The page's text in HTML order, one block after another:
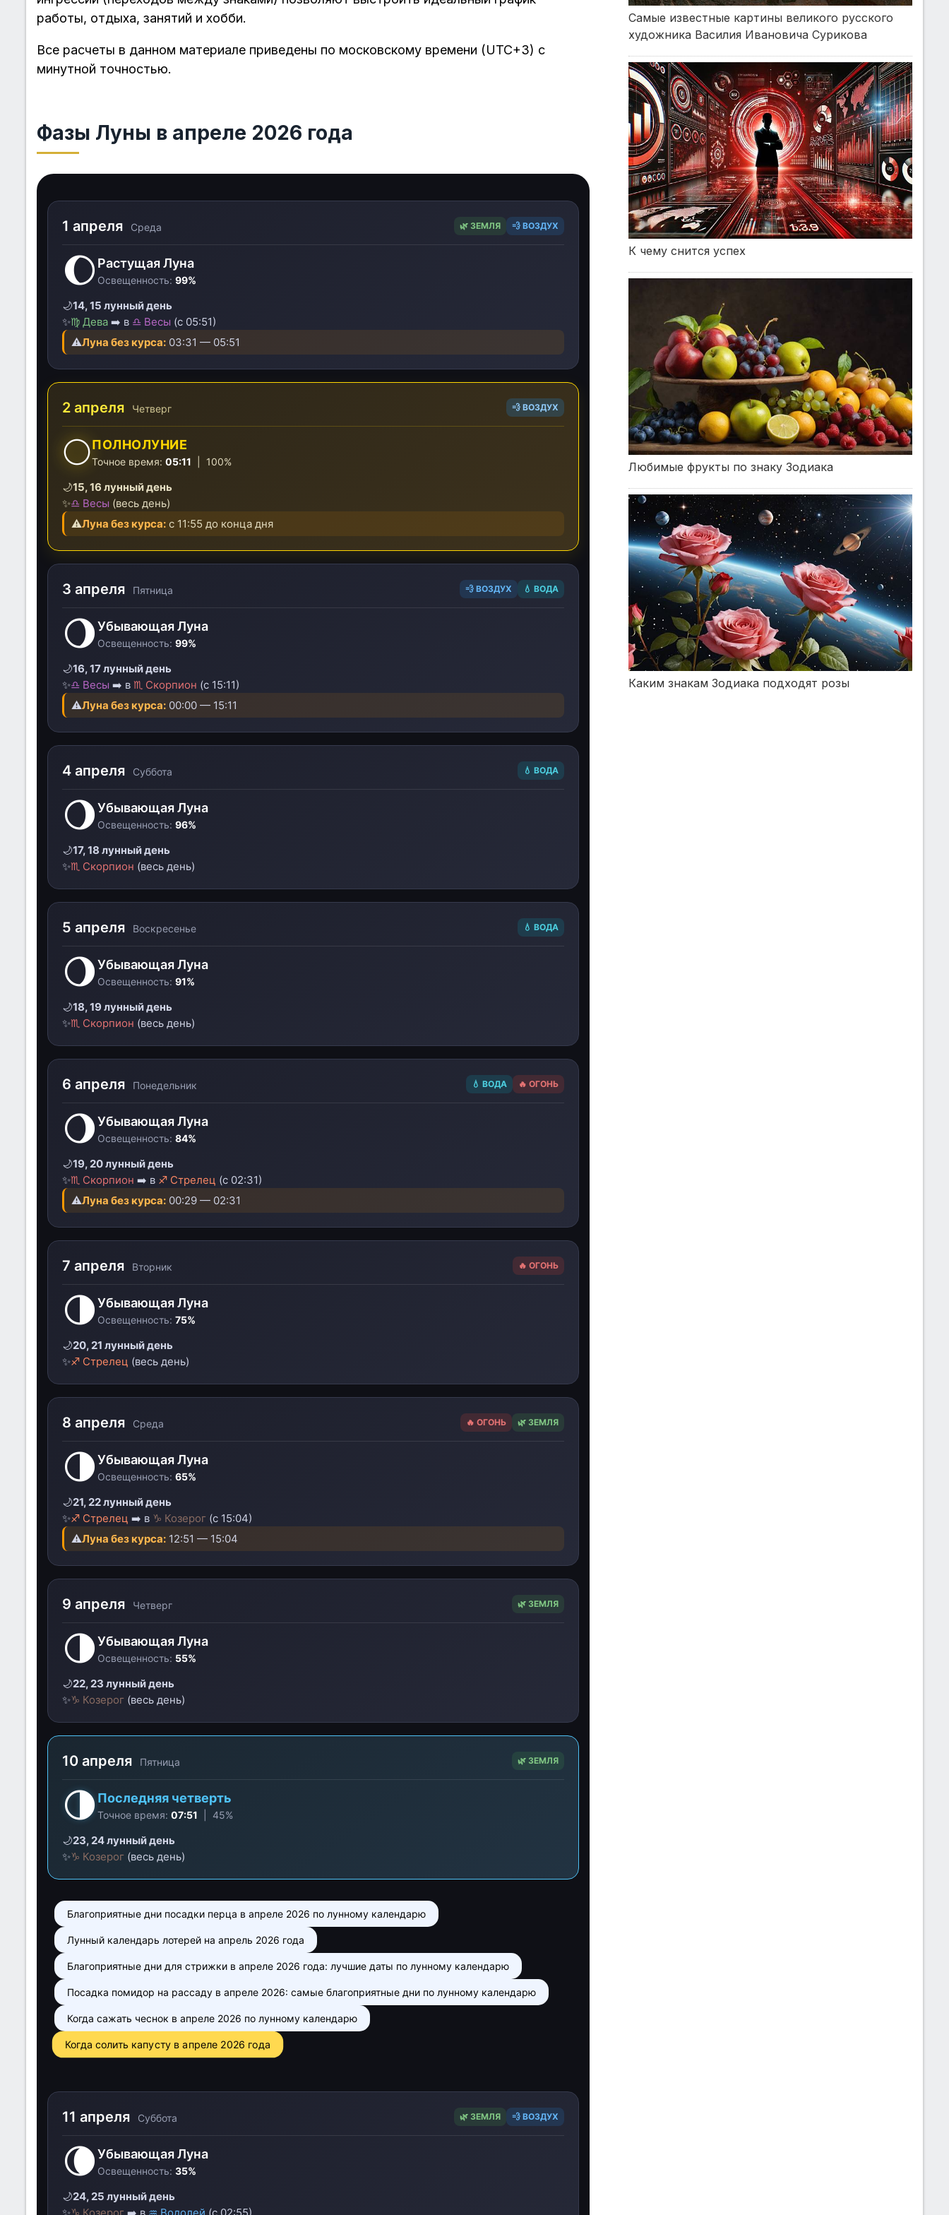
работы, отдыха, занятий и хобби.
Все расчеты в данном материале приведены по московскому времени (UTC+3) с
минутной точностью.
Фазы Луны в апреле 2026 года
1 апреля Среда 🌿 ЗЕМЛЯ 💨 ВОЗДУХ
🌔 Растущая Луна
Освещенность: 99%
🌙14, 15 лунный день
✨♍ Дева ➡️ в ♎ Весы (с 05:51)
⚠️Луна без курса: 03:31 — 05:51
2 апреля Четверг 💨 ВОЗДУХ
🌕ПОЛНОЛУНИЕ
Точное время: 05:11 | 100%
🌙15, 16 лунный день
✨♎ Весы (весь день)
⚠️Луна без курса: с 11:55 до конца дня
3 апреля Пятница 💨 ВОЗДУХ 💧 ВОДА
🌖Убывающая Луна
Освещенность: 99%
🌙16, 17 лунный день
✨♎ Весы ➡️ в ♏ Скорпион (с 15:11)
⚠️Луна без курса: 00:00 — 15:11
4 апреля Суббота 💧 ВОДА
🌖Убывающая Луна
Освещенность: 96%
🌙17, 18 лунный день
✨♏ Скорпион (весь день)
5 апреля Воскресенье 💧 ВОДА
🌖Убывающая Луна
Освещенность: 91%
🌙18, 19 лунный день
✨♏ Скорпион (весь день)
6 апреля Понедельник 💧 ВОДА 🔥 ОГОНЬ
🌖Убывающая Луна
Освещенность: 84%
🌙19, 20 лунный день
✨♏ Скорпион ➡️ в ♐ Стрелец (с 02:31)
⚠️Луна без курса: 00:29 — 02:31
7 апреля Вторник 🔥 ОГОНЬ
🌗Убывающая Луна
Освещенность: 75%
🌙20, 21 лунный день
✨♐ Стрелец (весь день)
8 апреля Среда 🔥 ОГОНЬ 🌿 ЗЕМЛЯ
🌗Убывающая Луна
Освещенность: 65%
🌙21, 22 лунный день
✨♐ Стрелец ➡️ в ♑ Козерог (с 15:04)
⚠️Луна без курса: 12:51 — 15:04
9 апреля Четверг 🌿 ЗЕМЛЯ
🌗Убывающая Луна
Освещенность: 55%
🌙22, 23 лунный день
✨♑ Козерог (весь день)
10 апреля Пятница 🌿 ЗЕМЛЯ
🌗Последняя четверть
Точное время: 07:51 | 45%
🌙23, 24 лунный день
✨♑ Козерог (весь день)
Благоприятные дни посадки перца в апреле 2026 по лунному календарю
Лунный календарь лотерей на апрель 2026 года
Благоприятные дни для стрижки в апреле 2026 года: лучшие даты по лунному календарю
Посадка помидор на рассаду в апреле 2026: самые благоприятные дни по лунному календарю
Когда сажать чеснок в апреле 2026 по лунному календарю
Когда солить капусту в апреле 2026 года
11 апреля Суббота 🌿 ЗЕМЛЯ 💨 ВОЗДУХ
🌘Убывающая Луна
Освещенность: 35%
🌙24, 25 лунный день
Самые известные картины великого русского
художника Василия Ивановича Сурикова
К чему снится успех
Любимые фрукты по знаку Зодиака
Каким знакам Зодиака подходят розы